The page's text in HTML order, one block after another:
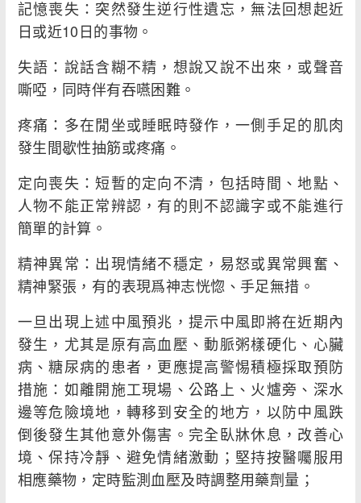
記憶喪失：突然發生逆行性遺忘，無法回想起近
日或近10日的事物。
失語：說話含糊不精，想說又說不出來，或聲音
嘶啞，同時伴有吞嚥困難。
疼痛：多在閒坐或睡眠時發作，一側手足的肌肉
發生間歇性抽筋或疼痛。
定向喪失：短暫的定向不清，包括時間、地點、
人物不能正常辨認，有的則不認識字或不能進行
簡單的計算。
精神異常：出現情緒不穩定，易怒或異常興奮、
精神緊張，有的表現爲神志恍惚、手足無措。
一旦出現上述中風預兆，提示中風即將在近期內
發生，尤其是原有高血壓、動脈粥樣硬化、心臟
病、糖尿病的患者，更應提高警惕積極採取預防
措施：如離開施工現場、公路上、火爐旁、深水
邊等危險境地，轉移到安全的地方，以防中風跌
倒後發生其他意外傷害。完全臥牀休息，改善心
境、保持冷靜、避免情緒激動；堅持按醫囑服用
相應藥物，定時監測血壓及時調整用藥劑量；